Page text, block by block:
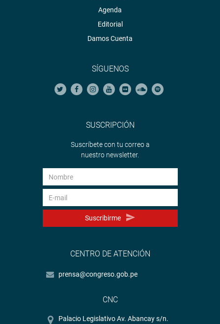
Agenda
Editorial
Damos Cuenta
SÍGUENOS
SUSCRIPCIÓN
Suscríbete con tu correo a
nuestro newsletter.
Suscribirme
CENTRO DE ATENCIÓN
prensa@congreso.gob.pe
CNC
Palacio Legislativo Av. Abancay s/n.